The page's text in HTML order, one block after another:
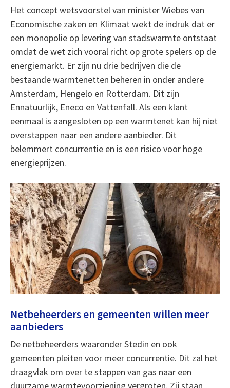
Het concept wetsvoorstel van minister Wiebes van
Economische zaken en Klimaat wekt de indruk dat er
een monopolie op levering van stadswarmte ontstaat
omdat de wet zich vooral richt op grote spelers op de
energiemarkt. Er zijn nu drie bedrijven die de
bestaande warmtenetten beheren in onder andere
Amsterdam, Hengelo en Rotterdam. Dit zijn
Ennatuurlijk, Eneco en Vattenfall. Als een klant
eenmaal is aangesloten op een warmtenet kan hij niet
overstappen naar een andere aanbieder. Dit
belemmert concurrentie en is een risico voor hoge
energieprijzen.
Netbeheerders en gemeenten willen meer
aanbieders
De netbeheerders waaronder Stedin en ook
gemeenten pleiten voor meer concurrentie. Dit zal het
draagvlak om over te stappen van gas naar een